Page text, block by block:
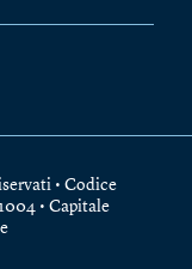
• Codice
• Capitale